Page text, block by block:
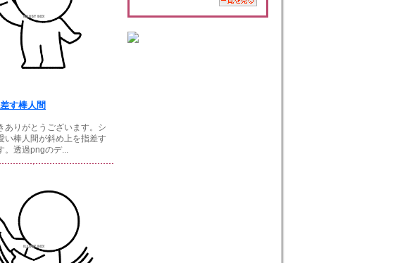
す棒人間
ありがとうございます。シ
い棒人間が斜め上を指差す
。透過pngのデ...